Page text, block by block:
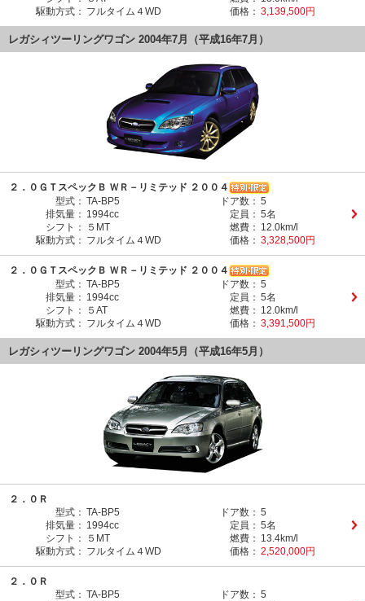
駆動方式： フルタイム４WD 価格： 3,139,500円
レガシィツーリングワゴン 2004年7月（平成16年7月）
２．０ＧＴスペックＢ ＷＲ－リミテッド ２００４
型式： TA-BP5 ドア数： 5
排気量： 1994cc 定員： 5名
シフト：
５MT 燃費： 12.0km/l
駆動方式： フルタイム４WD 価格： 3,328,500円
２．０ＧＴスペックＢ ＷＲ－リミテッド ２００４
型式： TA-BP5 ドア数： 5
排気量： 1994cc 定員： 5名
シフト：
５AT 燃費： 12.0km/l
駆動方式： フルタイム４WD 価格： 3,391,500円
レガシィツーリングワゴン 2004年5月（平成16年5月）
２．０Ｒ
型式： TA-BP5 ドア数： 5
排気量： 1994cc 定員： 5名
シフト：
５MT 燃費： 13.4km/l
駆動方式： フルタイム４WD 価格： 2,520,000円
２．０Ｒ
型式： TA-BP5 ドア数： 5